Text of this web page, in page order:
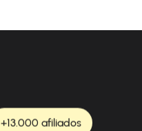
+13.000 afiliados